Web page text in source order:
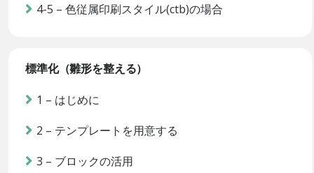
4-5 – 色従属印刷スタイル(ctb)の場合
標準化（雛形を整える）
1 – はじめに
2 – テンプレートを用意する
3 – ブロックの活用